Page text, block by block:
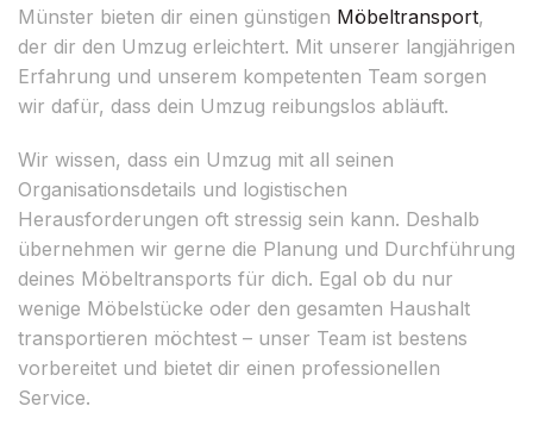
Münster bieten dir einen günstigen Möbeltransport,
der dir den Umzug erleichtert. Mit unserer langjährigen
Erfahrung und unserem kompetenten Team sorgen
wir dafür, dass dein Umzug reibungslos abläuft.
Wir wissen, dass ein Umzug mit all seinen
Organisationsdetails und logistischen
Herausforderungen oft stressig sein kann. Deshalb
übernehmen wir gerne die Planung und Durchführung
deines Möbeltransports für dich. Egal ob du nur
wenige Möbelstücke oder den gesamten Haushalt
transportieren möchtest – unser Team ist bestens
vorbereitet und bietet dir einen professionellen
Service.